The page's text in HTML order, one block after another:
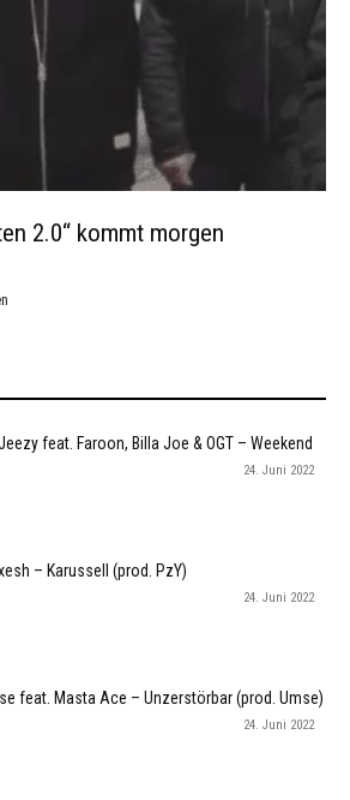
2.0“ kommt morgen
feat. Faroon, Billa Joe & OGT – Weekend
24. Juni 2022
– Karussell (prod. PzY)
24. Juni 2022
feat. Masta Ace – Unzerstörbar (prod. Umse)
24. Juni 2022